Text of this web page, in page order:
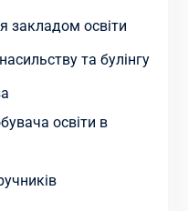
закладом освіти
та булінгу
освіти в